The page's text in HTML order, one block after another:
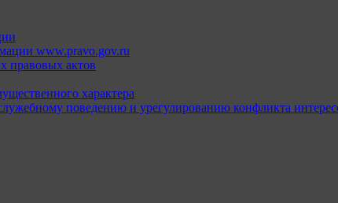
www.pravo.gov.ru
правовых актов
характера
поведению и урегулированию конфликта